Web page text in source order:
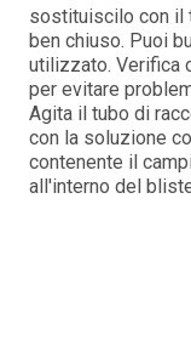
sostituiscilo con il
ben chiuso. Puoi
utilizzato. Verifica
per evitare
Agita il tubo di
con la soluzione
contenente il
all'interno del